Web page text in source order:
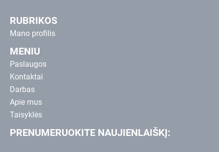
RUBRIKOS
Mano profilis
MENIU
Paslaugos
Kontaktai
Darbas
Apie mus
Taisyklės
PRENUMERUOKITE NAUJIENLAIŠKĮ: